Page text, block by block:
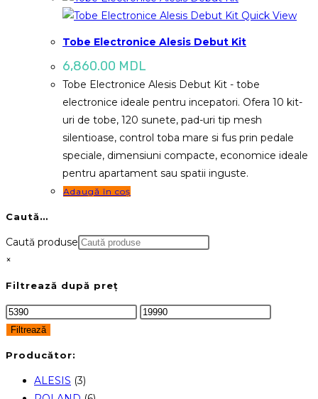
Quick View
Tobe Electronice Alesis Debut Kit
6,860.00 MDL
Tobe Electronice Alesis Debut Kit - tobe
electronice ideale pentru incepatori. Ofera 10 kit-
uri de tobe, 120 sunete, pad-uri tip mesh
silentioase, control toba mare si fus prin pedale
speciale, dimensiuni compacte, economice ideale
pentru apartament sau spatii inguste.
Adaugă în coș
Caută…
Caută produse
×
Filtrează după preț
Preț
minim
Preț
Filtrează
Producător:
ALESIS (3)